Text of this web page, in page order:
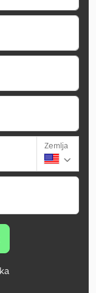
Zemlja